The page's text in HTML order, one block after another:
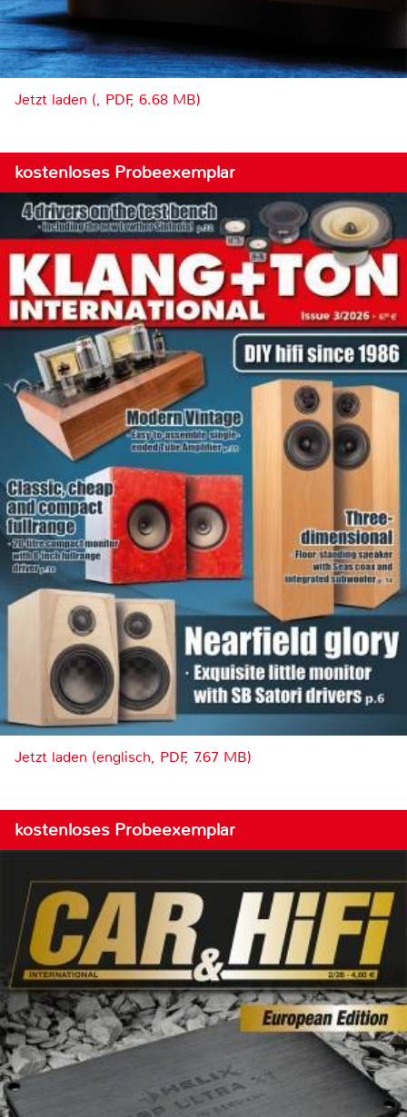
Jetzt laden (, PDF, 6.68 MB)
kostenloses Probeexemplar
Jetzt laden (englisch, PDF, 7.67 MB)
kostenloses Probeexemplar